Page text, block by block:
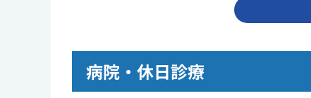
病院・休日診療